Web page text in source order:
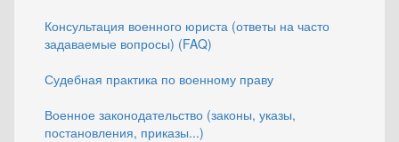
Консультация военного юриста (ответы на часто
задаваемые вопросы) (FAQ)
Судебная практика по военному праву
Военное законодательство (законы, указы,
постановления, приказы...)